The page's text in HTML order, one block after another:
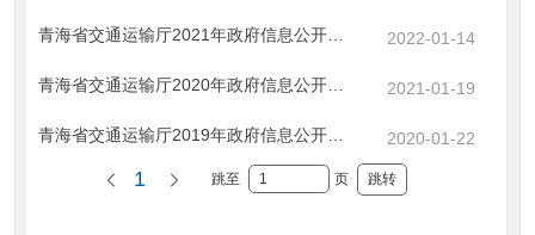
青海省交通运输厅2021年政府信息公开工作年度报告 2022-01-14
青海省交通运输厅2020年政府信息公开工作年度报告 2021-01-19
青海省交通运输厅2019年政府信息公开工作年度报告 2020-01-22
1 跳至 页